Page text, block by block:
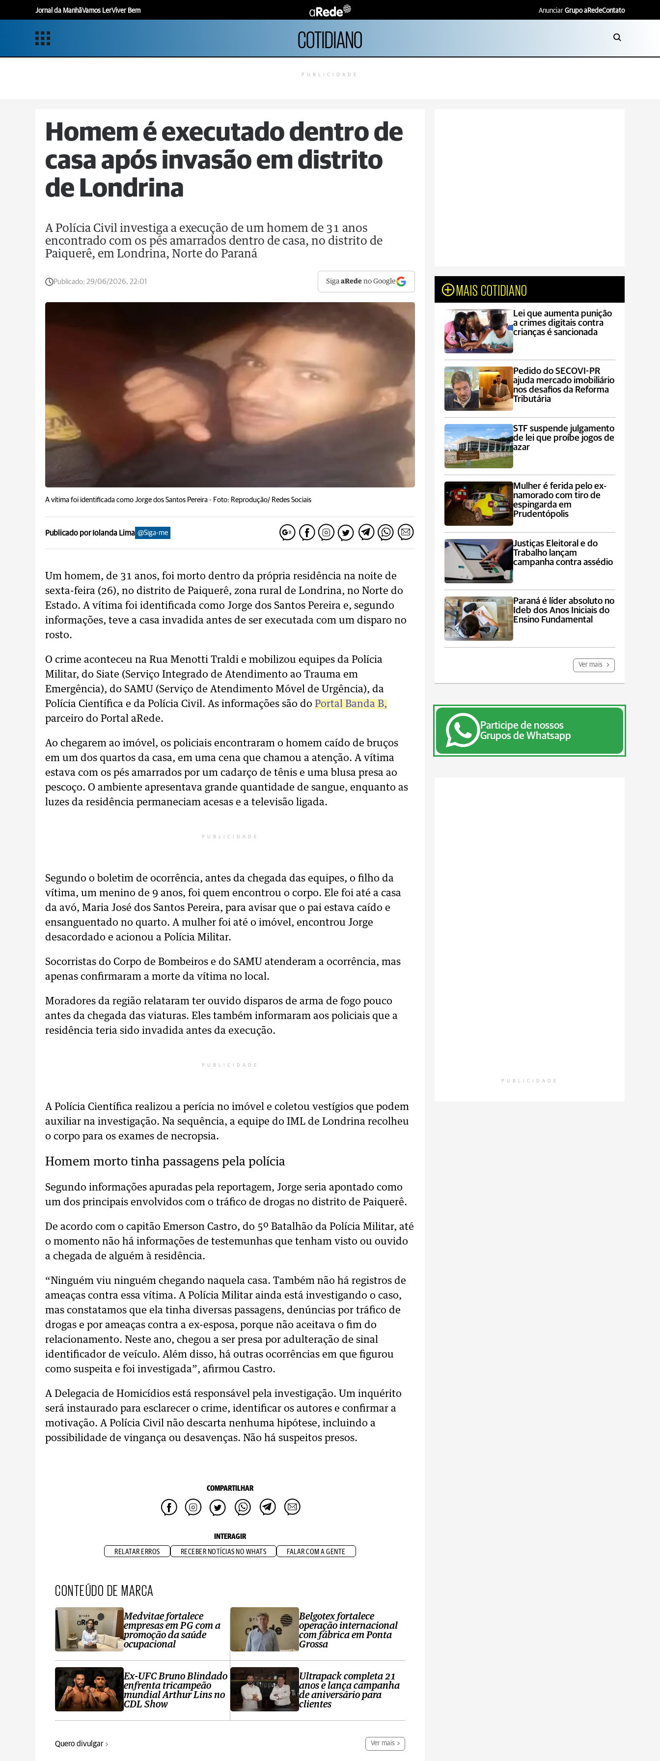
Jornal da ManhãVamos LerViver Bem Anunciar Grupo aRedeContato
COTIDIANO
PUBLICIDADE
Homem é executado dentro de
casa após invasão em distrito
de Londrina
A Polícia Civil investiga a execução de um homem de 31 anos
encontrado com os pés amarrados dentro de casa, no distrito de
Paiquerê, em Londrina, Norte do Paraná
Publicado: 29/06/2026, 22:01 SigaaRede no Google
A vítima foi identificada como Jorge dos Santos Pereira - Foto: Reprodução/ Redes Sociais
Publicado por Iolanda Lima @Siga-me
Um homem, de 31 anos, foi morto dentro da própria residência na noite de
sexta-feira (26), no distrito de Paiquerê, zona rural de Londrina, no Norte do
Estado. A vítima foi identificada como Jorge dos Santos Pereira e, segundo
informações, teve a casa invadida antes de ser executada com um disparo no
rosto.
O crime aconteceu na Rua Menotti Traldi e mobilizou equipes da Polícia
Militar, do Siate (Serviço Integrado de Atendimento ao Trauma em
Emergência), do SAMU (Serviço de Atendimento Móvel de Urgência), da
Polícia Científica e da Polícia Civil. As informações são do Portal Banda B,
parceiro do Portal aRede.
Ao chegarem ao imóvel, os policiais encontraram o homem caído de bruços
em um dos quartos da casa, em uma cena que chamou a atenção. A vítima
estava com os pés amarrados por um cadarço de tênis e uma blusa presa ao
pescoço. O ambiente apresentava grande quantidade de sangue, enquanto as
luzes da residência permaneciam acesas e a televisão ligada.
PUBLICIDADE
Segundo o boletim de ocorrência, antes da chegada das equipes, o filho da
vítima, um menino de 9 anos, foi quem encontrou o corpo. Ele foi até a casa
da avó, Maria José dos Santos Pereira, para avisar que o pai estava caído e
ensanguentado no quarto. A mulher foi até o imóvel, encontrou Jorge
desacordado e acionou a Polícia Militar.
Socorristas do Corpo de Bombeiros e do SAMU atenderam a ocorrência, mas
apenas confirmaram a morte da vítima no local.
Moradores da região relataram ter ouvido disparos de arma de fogo pouco
antes da chegada das viaturas. Eles também informaram aos policiais que a
residência teria sido invadida antes da execução.
PUBLICIDADE
A Polícia Científica realizou a perícia no imóvel e coletou vestígios que podem
auxiliar na investigação. Na sequência, a equipe do IML de Londrina recolheu
o corpo para os exames de necropsia.
Homem morto tinha passagens pela polícia
Segundo informações apuradas pela reportagem, Jorge seria apontado como
um dos principais envolvidos com o tráfico de drogas no distrito de Paiquerê.
De acordo com o capitão Emerson Castro, do 5º Batalhão da Polícia Militar, até
o momento não há informações de testemunhas que tenham visto ou ouvido
a chegada de alguém à residência.
“Ninguém viu ninguém chegando naquela casa. Também não há registros de
ameaças contra essa vítima. A Polícia Militar ainda está investigando o caso,
mas constatamos que ela tinha diversas passagens, denúncias por tráfico de
drogas e por ameaças contra a ex-esposa, porque não aceitava o fim do
relacionamento. Neste ano, chegou a ser presa por adulteração de sinal
identificador de veículo. Além disso, há outras ocorrências em que figurou
como suspeita e foi investigada”, afirmou Castro.
A Delegacia de Homicídios está responsável pela investigação. Um inquérito
será instaurado para esclarecer o crime, identificar os autores e confirmar a
motivação. A Polícia Civil não descarta nenhuma hipótese, incluindo a
possibilidade de vingança ou desavenças. Não há suspeitos presos.
COMPARTILHAR
INTERAGIR
RELATAR ERROS RECEBER NOTÍCIAS NO WHATS FALAR COM A GENTE
CONTEÚDO DE MARCA
Medvitae fortalece
empresas em PG com a
promoção da saúde
ocupacional
Ex-UFC Bruno Blindado
enfrenta tricampeão
mundial Arthur Lins no
CDL Show
Belgotex fortalece
operação internacional
com fábrica em Ponta
Grossa
Ultrapack completa 21
anos e lança campanha
de aniversário para
clientes
Quero divulgar Ver mais
MAIS COTIDIANO
Lei que aumenta punição
a crimes digitais contra
crianças é sancionada
Pedido do SECOVI-PR
ajuda mercado imobiliário
nos desafios da Reforma
Tributária
STF suspende julgamento
de lei que proíbe jogos de
azar
Mulher é ferida pelo ex-
namorado com tiro de
espingarda em
Prudentópolis
Justiças Eleitoral e do
Trabalho lançam
campanha contra assédio
Paraná é líder absoluto no
Ideb dos Anos Iniciais do
Ensino Fundamental
Ver mais
Participe de nossos
Grupos de Whatsapp
PUBLICIDADE